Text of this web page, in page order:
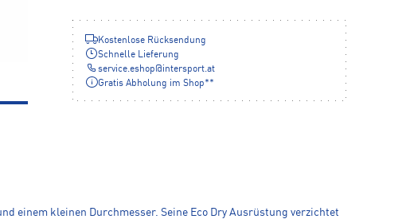
Kostenlose Rücksendung
Schnelle Lieferung
service.eshop@intersport.at
Gratis Abholung im Shop**
einem kleinen Durchmesser. Seine Eco Dry Ausrüstung verzichtet